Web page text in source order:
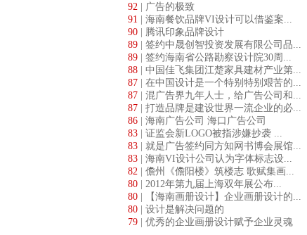
92 | 广告的极致
91 | 海南餐饮品牌VI设计可以借鉴案...
90 | 腾讯印象品牌设计
89 | 签约中晟创智投资发展有限公司品...
89 | 签约海南省公路勘察设计院30周...
88 | 中国佳飞集团江楚家具建材产业第...
87 | 在中国设计是一个特别特别艰苦的...
87 | 混广告界九年人士，给广告公司和...
87 | 打造品牌是建设世界一流企业的必...
86 | 海南广告公司 海口广告公司
83 | 证监会新LOGO被指涉嫌抄袭 ...
83 | 就是广告签约同方知网书博会展馆...
83 | 海南VI设计公司认为字体标志设...
82 | 儋州《儋阳楼》筑楼志 歌赋集画...
80 | 2012年第九届上海双年展公布...
80 | 【海南画册设计】企业画册设计的...
80 | 设计是解决问题的
79 | 优秀的企业画册设计赋予企业灵魂